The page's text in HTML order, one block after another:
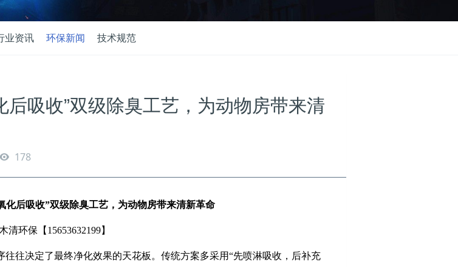
业资讯 环保新闻 技术规范
吸收”双级除臭工艺，为动物房带来清
178
化后吸收”双级除臭工艺，为动物房带来清新革命
清环保【 15653632199】
往决定了最终净化效果的天花板。传统方案多采用“先喷淋吸收，后补充